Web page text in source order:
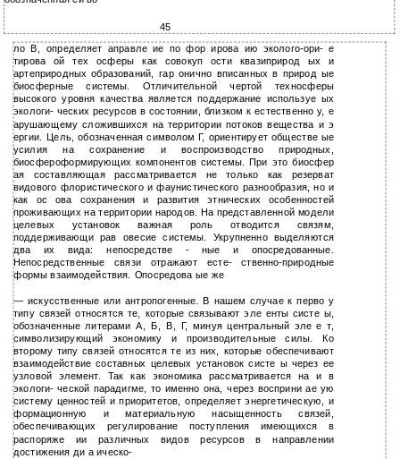
45
ло В, определяет аправле ие по фор ирова ию эколого-ори- е
тирова ой тех осферы как совокуп ости квазиприрод ых и
артеприродных образований, гар онично вписанных в природ ые
биосферные системы. Отличительной чертой техносферы
высокого уровня качества является поддержание используе ых
экологи- ческих ресурсов в состоянии, близком к естественно у, е
арушающему сложившихся на территории потоков вещества и э
ергии. Цель, обозначенная символом Г, ориентирует обществе ые
усилия на сохранение и воспроизводство природных,
биосфероформирующих компонентов системы. При это биосфер
ая составляющая рассматривается не только как резерват
видового флористического и фаунистического разнообразия, но и
как ос ова сохранения и развития этнических особенностей
проживающих на территории народов. На представленной модели
целевых установок важная роль отводится связям,
поддерживающи рав овесие системы. Укрупненно выделяются
два их вида: непосредстве - ные и опосредованные.
Непосредственные связи отражают есте- ственно-природные
формы взаимодействия. Опосредова ые же
— искусственные или антропогенные. В нашем случае к перво у
типу связей относятся те, которые связывают эле енты систе ы,
обозначенные литерами А, Б, В, Г, минуя центральный эле е т,
символизирующий экономику и производительные силы. Ко
второму типу связей относятся те из них, которые обеспечивают
взаимодействие составных целевых установок систе ы через ее
узловой элемент. Так как экономика рассматривается на и в
экологи- ческой парадигме, то именно она, через восприни ае ую
систему ценностей и приоритетов, определяет энергетическую, и
формационную и материальную насыщенность связей,
обеспечивающих регулирование поступления имеющихся в
распоряже ии различных видов ресурсов в направлении
достижения ди а ическо-